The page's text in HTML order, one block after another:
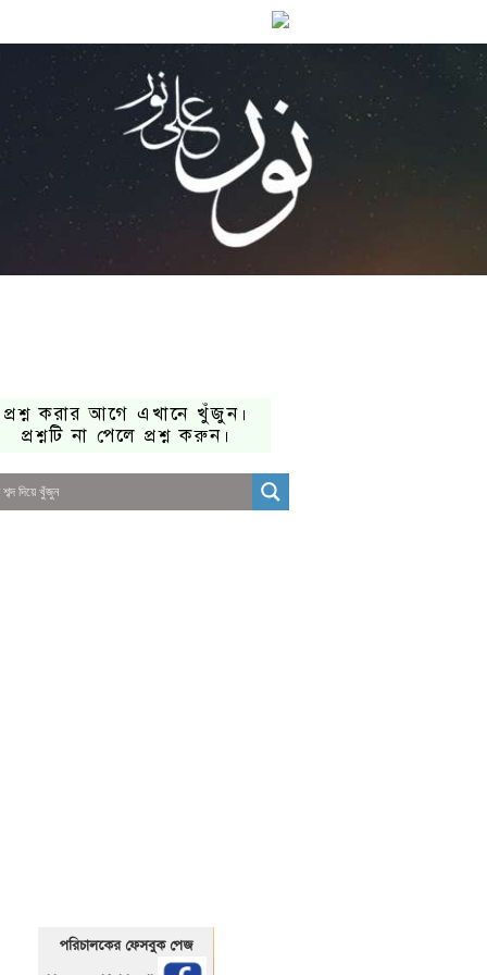
প্রশ্ন করার আগে এখানে খুঁজুন।
প্রশ্নটি না পেলে প্রশ্ন করুন।
পরিচালকের ফেসবুক পেজ